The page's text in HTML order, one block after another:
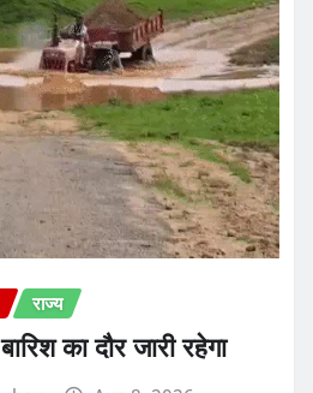
का दौर जारी रहेगा
Aug 8, 2026